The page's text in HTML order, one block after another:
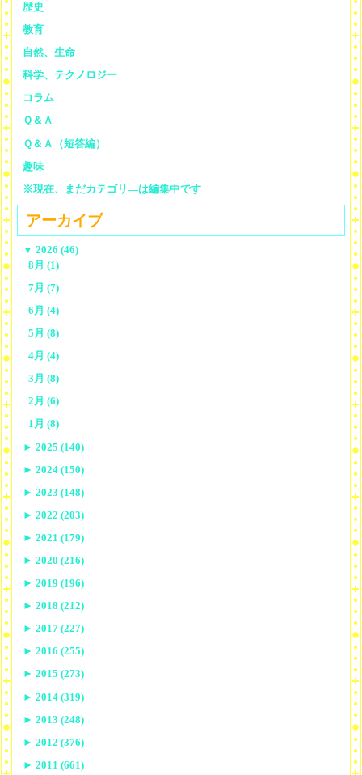
歴史
教育
自然、生命
科学、テクノロジー
コラム
Ｑ＆Ａ
Ｑ＆Ａ（短答編）
趣味
※現在、まだカテゴリ—は編集中です
アーカイブ
▼ 2026 (46)
8月 (1)
7月 (7)
6月 (4)
5月 (8)
4月 (4)
3月 (8)
2月 (6)
1月 (8)
► 2025 (140)
► 2024 (150)
► 2023 (148)
► 2022 (203)
► 2021 (179)
► 2020 (216)
► 2019 (196)
► 2018 (212)
► 2017 (227)
► 2016 (255)
► 2015 (273)
► 2014 (319)
► 2013 (248)
► 2012 (376)
► 2011 (661)